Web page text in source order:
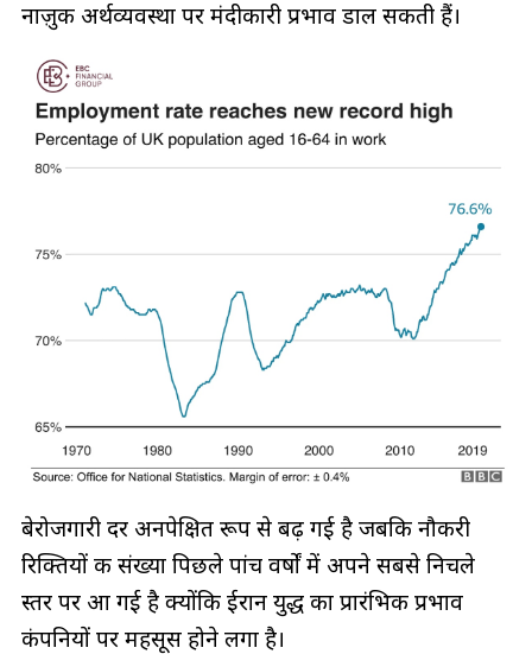
नाज़ुक अर्थव्यवस्था पर मंदीकारी प्रभाव डाल सकती हैं।
बेरोजगारी दर अनपेक्षित रूप से बढ़ गई है जबकि नौकरी
रिक्तियों की संख्या पिछले पांच वर्षों में अपने सबसे निचले
स्तर पर आ गई है क्योंकि ईरान युद्ध का प्रारंभिक प्रभाव
कंपनियों पर महसूस होने लगा है।